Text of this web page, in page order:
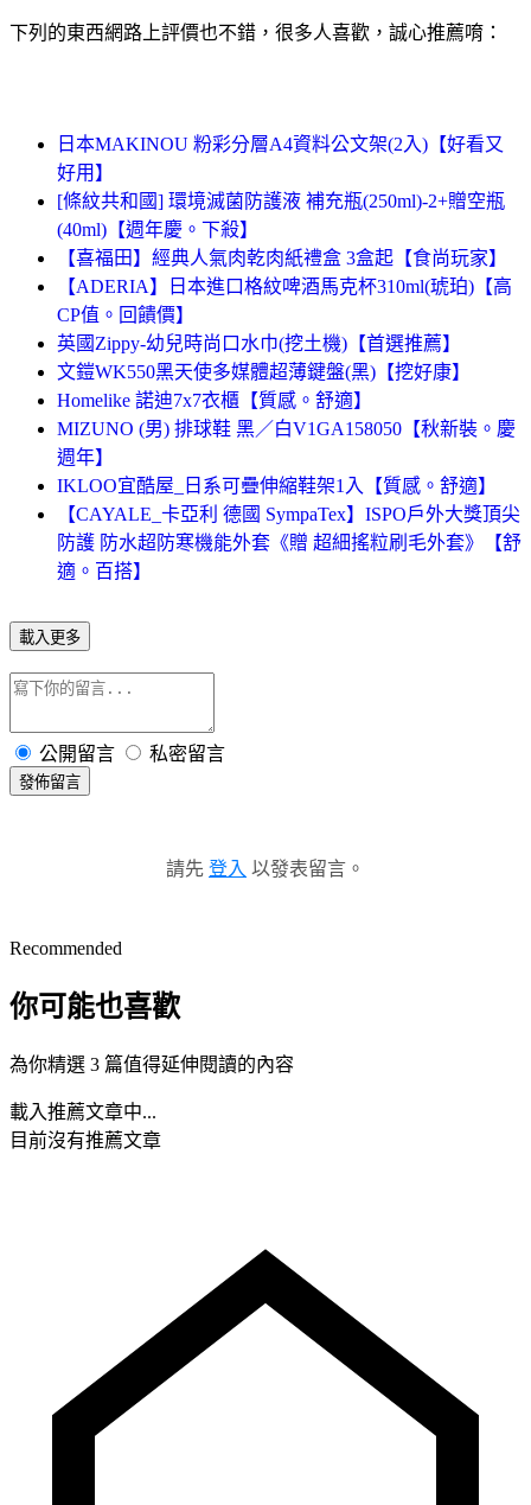
下列的東西網路上評價也不錯，很多人喜歡，誠心推薦唷：
日本MAKINOU 粉彩分層A4資料公文架(2入)【好看又
好用】
[條紋共和國] 環境滅菌防護液 補充瓶(250ml)-2+贈空瓶
(40ml)【週年慶。下殺】
【喜福田】經典人氣肉乾肉紙禮盒 3盒起【食尚玩家】
【ADERIA】日本進口格紋啤酒馬克杯310ml(琥珀)【高
CP值。回饋價】
英國Zippy-幼兒時尚口水巾(挖土機)【首選推薦】
文鎧WK550黑天使多媒體超薄鍵盤(黑)【挖好康】
Homelike 諾迪7x7衣櫃【質感。舒適】
MIZUNO (男) 排球鞋 黑／白V1GA158050【秋新裝。慶
週年】
IKLOO宜酷屋_日系可疊伸縮鞋架1入【質感。舒適】
【CAYALE_卡亞利 德國 SympaTex】ISPO戶外大獎頂尖
防護 防水超防寒機能外套《贈 超細搖粒刷毛外套》【舒
適。百搭】
載入更多
公開留言 私密留言
發佈留言
請先 登入 以發表留言。
Recommended
你可能也喜歡
為你精選 3 篇值得延伸閱讀的內容
載入推薦文章中...
目前沒有推薦文章